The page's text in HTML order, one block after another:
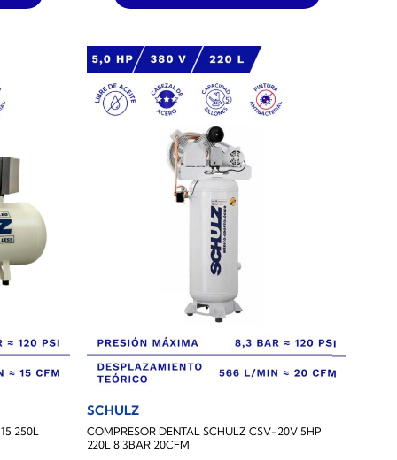
250L
SCHULZ
COMPRESOR DENTAL SCHULZ CSV-20V 5HP
220L 8.3BAR 20CFM